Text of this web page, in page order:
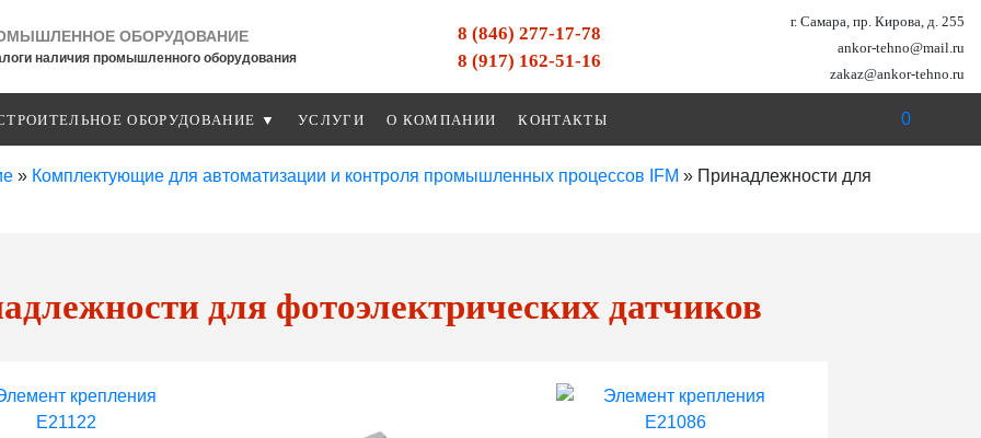
ОБОРУДОВАНИЕ
наличия промышленного оборудования
8 (846) 277-17-78
8 (917) 162-51-16
г. Самара, пр. Кирова, д. 255
ankor-tehno@mail.ru
zakaz@ankor-tehno.ru
ОБОРУДОВАНИЕ ▼ УСЛУГИ О КОМПАНИИ КОНТАКТЫ 0
» Комплектующие для автоматизации и контроля промышленных процессов IFM » Принадлежности для
для фотоэлектрических датчиков